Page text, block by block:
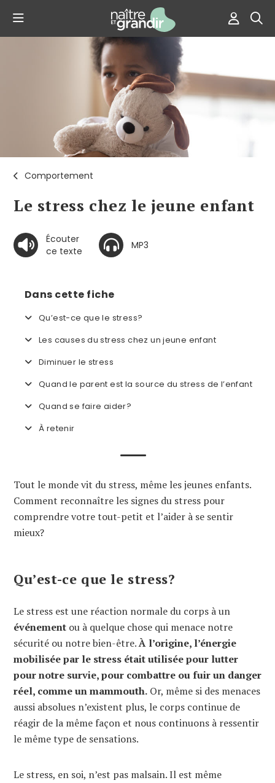
Comportement
Le stress chez le jeune enfant
Écouter
ce texte
MP3
Dans cette fiche
Qu’est-ce que le stress?
Les causes du stress chez un jeune enfant
Diminuer le stress
Quand le parent est la source du stress de l’enfant
Quand se faire aider?
À retenir
Tout le monde vit du stress, même les jeunes enfants.
Comment reconnaître les signes du stress pour
comprendre votre tout-petit et l’aider à se sentir
mieux?
Qu’est-ce que le stress?
Le stress est une réaction normale du corps à un
événement ou à quelque chose qui menace notre
sécurité ou notre bien-être.À l’origine, l’énergie
mobilisée par le stress était utilisée pour lutter
pour notre survie, pour combattre ou fuir un danger
réel, comme un mammouth. Or, même si des menaces
aussi absolues n’existent plus, le corps continue de
réagir de la même façon et nous continuons à ressentir
le même type de sensations.
Le stress, en soi, n’est pas malsain. Il est même